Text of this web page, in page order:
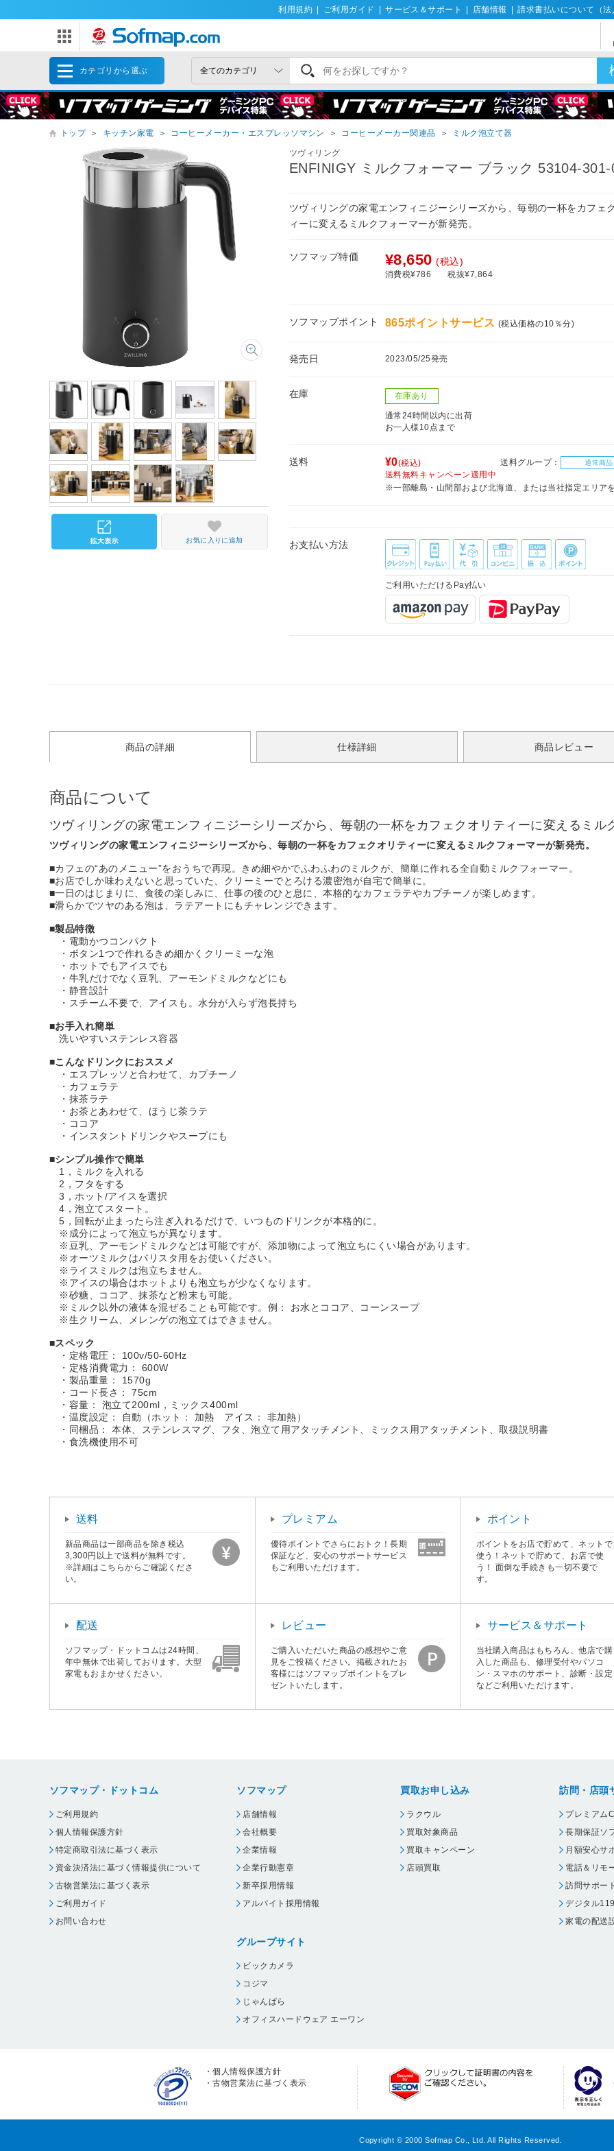
利用規約 ご利用ガイド サービス＆サポート 店舗情報 請求書払いについて（法
カテゴリから選ぶ
トップ ＞ キッチン家電 ＞ コーヒーメーカー・エスプレッソマシン ＞ コーヒーメーカー関連品 ＞ ミルク泡立て器
ツヴィリング
ENFINIGY ミルクフォーマー ブラック 53104-301-
ツヴィリングの家電エンフィニジーシリーズから、毎朝の一杯をカフェ
ィーに変えるミルクフォーマーが新発売。
ソフマップ特価 ¥8,650 (税込)
消費税¥786 税抜¥7,864
ソフマップポイント 865ポイントサービス (税込価格の10％分)
発売日 2023/05/25発売
在庫 在庫あり
通常24時間以内に出荷
お一人様10点まで
送料 ¥0(税込) 送料グループ： 通常商品
送料無料キャンペーン適用中
※一部離島・山間部および北海道、または当社指定エリア
お支払い方法
ご利用いただけるPay払い
お気に入りに追加
商品の詳細 仕様詳細 商品レビュー
商品について
ツヴィリングの家電エンフィニジーシリーズから、毎朝の一杯をカフェクオリティーに変えるミル
ツヴィリングの家電エンフィニジーシリーズから、毎朝の一杯をカフェクオリティーに変えるミルクフォーマーが新発売。
■カフェの“あのメニュー”をおうちで再現。きめ細やかでふわふわのミルクが、簡単に作れる全自動ミルクフォーマー。
■お店でしか味わえないと思っていた、クリーミーでとろける濃密泡が自宅で簡単に。
■一日のはじまりに、食後の楽しみに、仕事の後のひと息に、本格的なカフェラテやカプチーノが楽しめます。
■滑らかでツヤのある泡は、ラテアートにもチャレンジできます。
■製品特徴
・電動かつコンパクト
・ボタン1つで作れるきめ細かくクリーミーな泡
・ホットでもアイスでも
・牛乳だけでなく豆乳、アーモンドミルクなどにも
・静音設計
・スチーム不要で、アイスも。水分が入らず泡長持ち
■お手入れ簡単
洗いやすいステンレス容器
■こんなドリンクにおススメ
・エスプレッソと合わせて、カプチーノ
・カフェラテ
・抹茶ラテ
・お茶とあわせて、ほうじ茶ラテ
・ココア
・インスタントドリンクやスープにも
■シンプル操作で簡単
1，ミルクを入れる
2，フタをする
3，ホット/アイスを選択
4，泡立てスタート。
5，回転が止まったら注ぎ入れるだけで、いつものドリンクが本格的に。
※成分によって泡立ちが異なります。
※豆乳、アーモンドミルクなどは可能ですが、添加物によって泡立ちにくい場合があります。
※オーツミルクはバリスタ用をお使いください。
※ライスミルクは泡立ちません。
※アイスの場合はホットよりも泡立ちが少なくなります。
※砂糖、ココア、抹茶など粉末も可能。
※ミルク以外の液体を混ぜることも可能です。例： お水とココア、コーンスープ
※生クリーム、メレンゲの泡立てはできません。
■スペック
・定格電圧： 100v/50-60Hz
・定格消費電力： 600W
・製品重量： 1570g
・コード長さ： 75cm
・容量： 泡立て200ml，ミックス400ml
・温度設定： 自動（ホット： 加熱 アイス： 非加熱）
・同梱品： 本体、ステンレスマグ、フタ、泡立て用アタッチメント、ミックス用アタッチメント、取扱説明書
・食洗機使用不可
送料
新品商品は一部商品を除き税込
3,300円以上で送料が無料です。
※詳細はこちらからご確認くださ
い。
プレミアム
優待ポイントでさらにおトク！長期
保証など、安心のサポートサービス
もご利用いただけます。
ポイント
ポイントをお店で貯めて、ネットで
使う！ネットで貯めて、お店で使
う！ 面倒な手続きも一切不要で
す。
配送
ソフマップ・ドットコムは24時間、
年中無休で出荷しております。大型
家電もおまかせください。
レビュー
ご購入いただいた商品の感想やご意
見をご投稿ください。掲載されたお
客様にはソフマップポイントをプレ
ゼントいたします。
サービス＆サポート
当社購入商品はもちろん、他店で購
入した商品も、修理受付やパソコ
ン・スマホのサポート、診断・設定
などご利用いただけます。
ソフマップ・ドットコム
ご利用規約
個人情報保護方針
特定商取引法に基づく表示
資金決済法に基づく情報提供について
古物営業法に基づく表示
ご利用ガイド
お問い合わせ
ソフマップ
店舗情報
会社概要
企業情報
企業行動憲章
新卒採用情報
アルバイト採用情報
グループサイト
ビックカメラ
コジマ
じゃんぱら
オフィスハードウェア エーワン
買取お申し込み
ラクウル
買取対象商品
買取キャンペーン
店頭買取
訪問・店頭
プレミアム
長期保証ソ
月額安心サ
電話＆リモ
訪問サポー
デジタル
家電の配送
・個人情報保護方針
・古物営業法に基づく表示
Copyright © 2000 Sofmap Co., Ltd. All Rights Reserved.